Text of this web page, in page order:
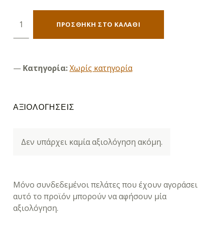
Carello Πορτ Μπεμπέ Cot Lava Black ποσότητα
ΠΡΟΣΘΉΚΗ ΣΤΟ ΚΑΛΆΘΙ
Κατηγορία:Χωρίς κατηγορία
ΑΞΙΟΛΟΓΉΣΕΙΣ
Δεν υπάρχει καμία αξιολόγηση ακόμη.
Μόνο συνδεδεμένοι πελάτες που έχουν αγοράσει
αυτό το προϊόν μπορούν να αφήσουν μία
αξιολόγηση.